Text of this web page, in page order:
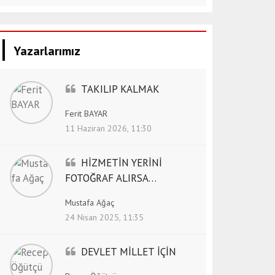
Yazarlarımız
TAKILIP KALMAK
Ferit BAYAR
11 Haziran 2026, 11:30
HİZMETİN YERİNİ
FOTOĞRAF ALIRSA…
Mustafa Ağaç
24 Nisan 2025, 11:35
DEVLET MİLLET İÇİN